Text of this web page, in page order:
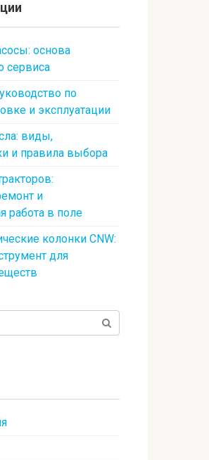
основа
сервиса
по
и эксплуатации
виды,
и правила выбора
и
работа в поле
колонки CNW:
для